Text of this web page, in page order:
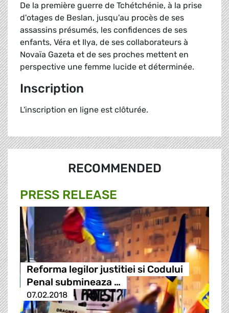
De la première guerre de Tchétchénie, à la prise
d'otages de Beslan, jusqu'au procès de ses
assassins présumés, les confidences de ses
enfants, Véra et Ilya, de ses collaborateurs à
Novaïa Gazeta et de ses proches mettent en
perspective une femme lucide et déterminée.
Inscription
L'inscription en ligne est clôturée.
RECOMMENDED
PRESS RELEASE
Reforma legilor justitiei si Codului
Penal submineaza …
07.02.2018